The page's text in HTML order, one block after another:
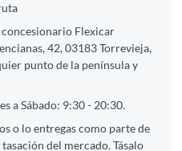
Flexicar
42, 03183 Torrevieja,
punto de la península y
a Sábado: 9:30 - 20:30.
o lo entregas como parte de
del mercado. Tásalo